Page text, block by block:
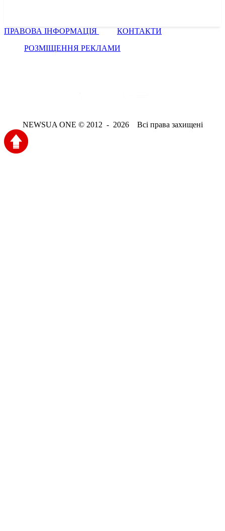
ПРАВОВА ІНФОРМАЦІЯ
КОНТАКТИ
РОЗМІЩЕННЯ РЕКЛАМИ
NEWSUA ONE © 2012 - 2026 Всі права захищені